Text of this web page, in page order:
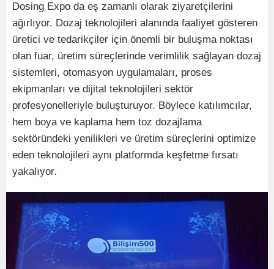
Dosing Expo da eş zamanlı olarak ziyaretçilerini
ağırlıyor. Dozaj teknolojileri alanında faaliyet gösteren
üretici ve tedarikçiler için önemli bir buluşma noktası
olan fuar, üretim süreçlerinde verimlilik sağlayan dozaj
sistemleri, otomasyon uygulamaları, proses
ekipmanları ve dijital teknolojileri sektör
profesyonelleriyle buluşturuyor. Böylece katılımcılar,
hem boya ve kaplama hem toz dozajlama
sektöründeki yenilikleri ve üretim süreçlerini optimize
eden teknolojileri aynı platformda keşfetme fırsatı
yakalıyor.